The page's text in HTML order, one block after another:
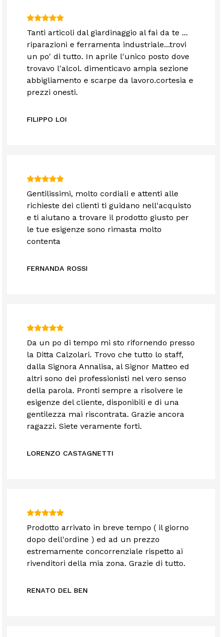
Tanti articoli dal giardinaggio al fai da te ...
riparazioni e ferramenta industriale...trovi
un po' di tutto. In aprile l'unico posto dove
trovavo l'alcol. dimenticavo ampia sezione
abbigliamento e scarpe da lavoro.cortesia e
prezzi onesti.
FILIPPO LOI
Gentilissimi, molto cordiali e attenti alle
richieste dei clienti ti guidano nell'acquisto
e ti aiutano a trovare il prodotto giusto per
le tue esigenze sono rimasta molto
contenta
FERNANDA ROSSI
Da un po di tempo mi sto rifornendo presso
la Ditta Calzolari. Trovo che tutto lo staff,
dalla Signora Annalisa, al Signor Matteo ed
altri sono dei professionisti nel vero senso
della parola. Pronti sempre a risolvere le
esigenze del cliente, disponibili e di una
gentilezza mai riscontrata. Grazie ancora
ragazzi. Siete veramente forti.
LORENZO CASTAGNETTI
Prodotto arrivato in breve tempo ( il giorno
dopo dell'ordine ) ed ad un prezzo
estremamente concorrenziale rispetto ai
rivenditori della mia zona. Grazie di tutto.
RENATO DEL BEN